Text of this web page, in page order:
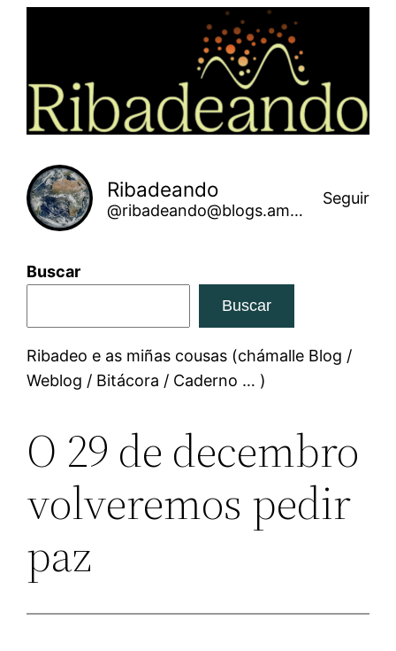
Ribadeando
@ribadeando@blogs.amarinha.gal
Seguir
Buscar
Buscar
Ribadeo e as miñas cousas (chámalle Blog /
Weblog / Bitácora / Caderno … )
O 29 de decembro
volveremos pedir
paz